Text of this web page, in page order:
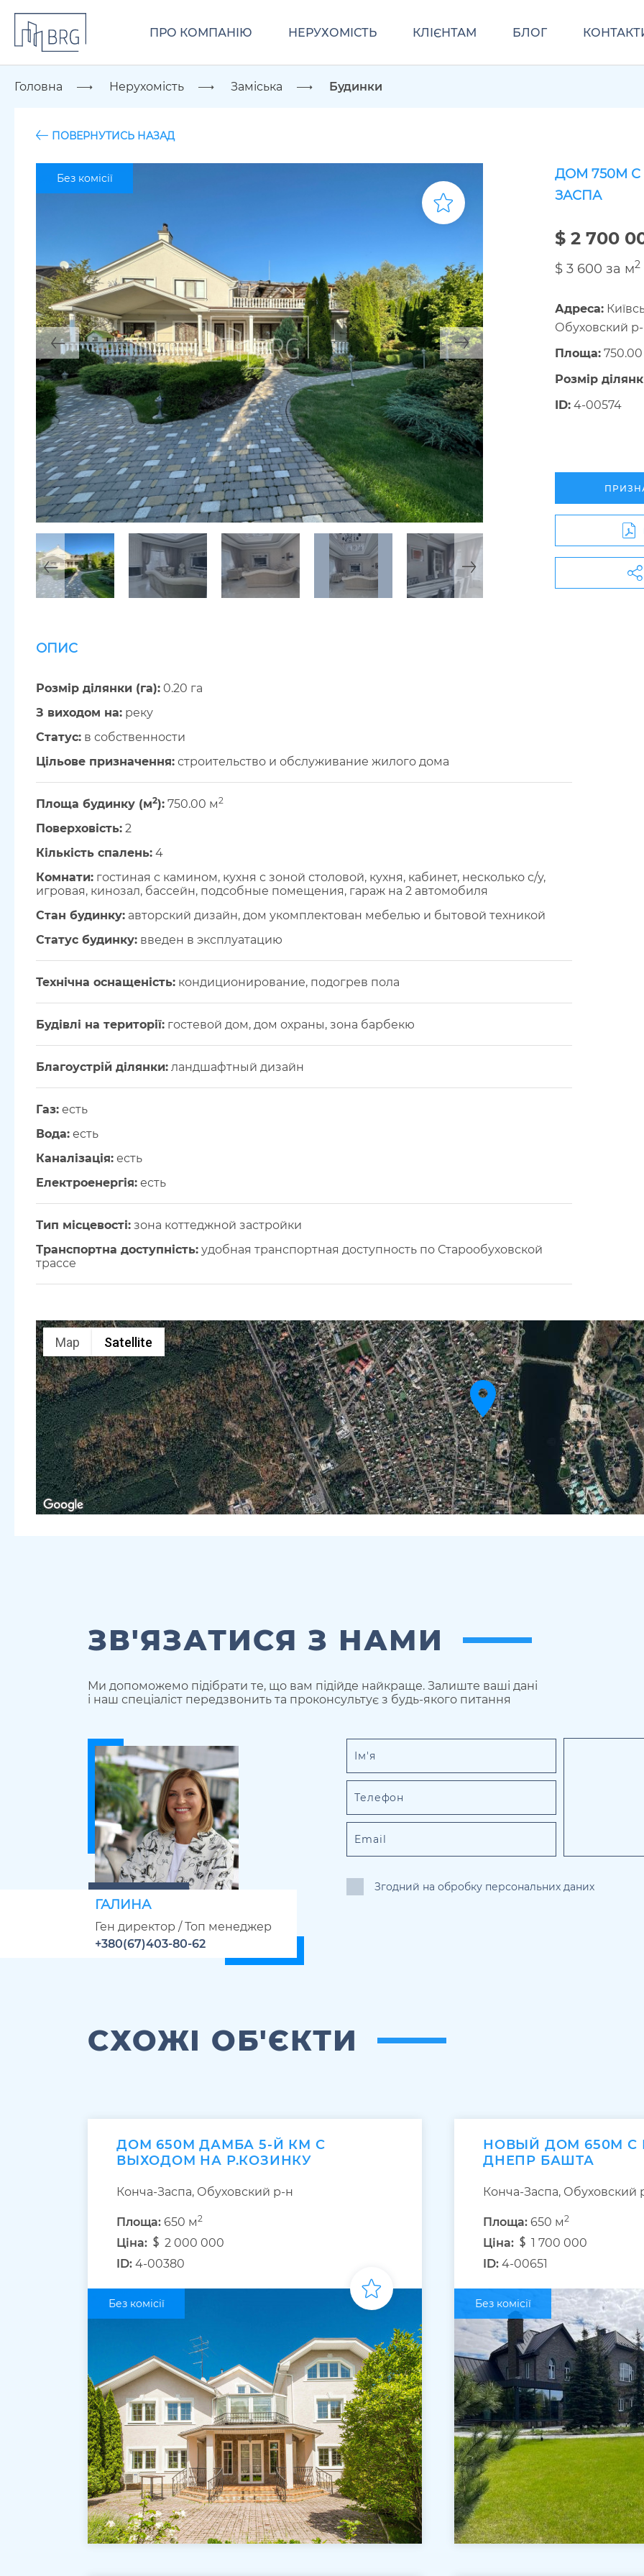
ПРО КОМПАНІЮ НЕРУХОМІСТЬ КЛІЄНТАМ БЛОГ
Головна Нерухомість Заміська Будинки
ПОВЕРНУТИСЬ НАЗАД
Без комісії
ДОМ 750М
ЗАСПА
$ 2 700
$ 3 600 за м2
Адреса:
Обуховский
Площа:
Розмір
ID: 4-00574
ОПИС
Розмір ділянки (га): 0.20 га
З виходом на: реку
Cтатус: в собственности
Цільове призначення: строительство и обслуживание жилого дома
Площа будинку (м2): 750.00 м2
Поверховість: 2
Кількість спалень: 4
Комнати: гостиная с камином, кухня с зоной столовой, кухня, кабинет, несколько с/у,
игровая, кинозал, бассейн, подсобные помещения, гараж на 2 автомобиля
Стан будинку: авторский дизайн, дом укомплектован мебелью и бытовой техникой
Статус будинку: введен в эксплуатацию
Технічна оснащеність: кондиционирование, подогрев пола
Будівлі на території: гостевой дом, дом охраны, зона барбекю
Благоустрій ділянки: ландшафтный дизайн
Газ: есть
Вода: есть
Каналізація: есть
Електроенергія: есть
Тип місцевості: зона коттеджной застройки
Транспортна доступність: удобная транспортная доступность по Старообуховской
трассе
Map Satellite
ЗВ'ЯЗАТИСЯ З НАМИ
Ми допоможемо підібрати те, що вам підійде найкраще. Залиште ваші дані
і наш спеціаліст передзвонить та проконсультує з будь-якого питання
ГАЛИНА
Ген директор / Топ менеджер
+380(67)403-80-62
Згодний на обробку персональних даних
СХОЖІ ОБ'ЄКТИ
ДОМ 650М ДАМБА 5-Й КМ С
ВЫХОДОМ НА Р.КОЗИНКУ
Конча-Заспа, Обуховский р-н
Площа: 650 м2
Ціна:
2 000 000
ID: 4-00380
Без комісії
НОВЫЙ ДОМ 650М
ДНЕПР БАШТА
Конча-Заспа, Обуховский
Площа: 650 м2
Ціна:
1 700 000
ID: 4-00651
Без комісії